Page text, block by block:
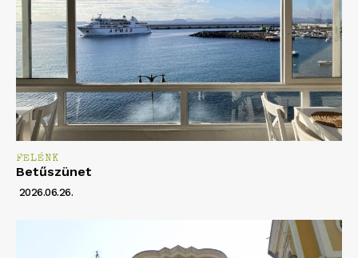
FELÉNK
Betűszünet
2026.06.26.